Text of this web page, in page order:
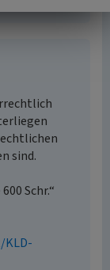
sind.
Schr.“